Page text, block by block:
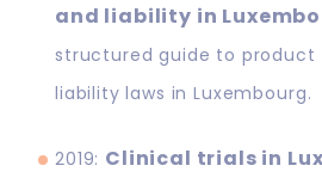
and liability in
structured guide to product
liability laws in Luxembourg.
2019: Clinical trials in